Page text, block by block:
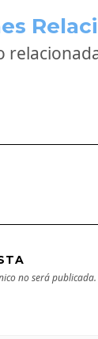
no será publicada.